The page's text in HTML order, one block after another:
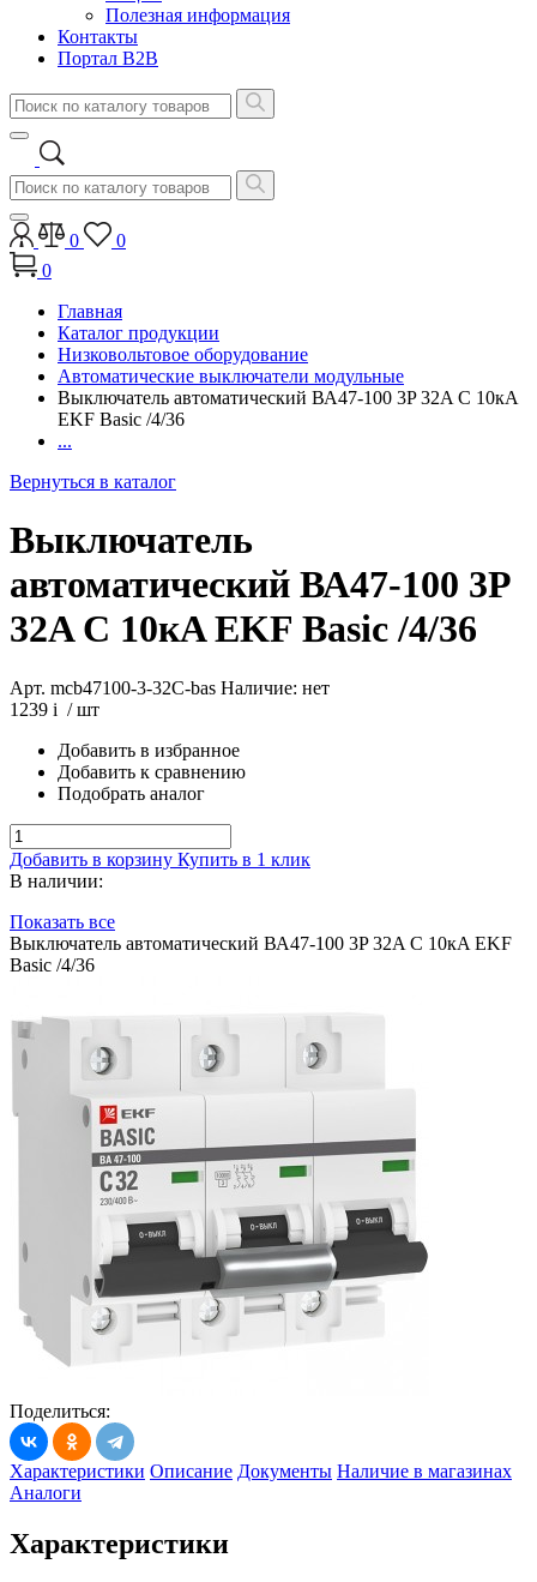
Полезная информация
Контакты
Портал B2B
0
0
0
Главная
Каталог продукции
Низковольтовое оборудование
Автоматические выключатели модульные
Выключатель автоматический ВА47-100 3P 32A C 10кA
EKF Basic /4/36
...
Вернуться в каталог
Выключатель
автоматический ВА47-100 3P
32A C 10кA EKF Basic /4/36
Арт. mcb47100-3-32C-bas Наличие: нет
1239 i / шт
Добавить в избранное
Добавить к сравнению
Подобрать аналог
Добавить в корзину Купить в 1 клик
В наличии:
Показать все
Выключатель автоматический ВА47-100 3P 32A C 10кA EKF
Basic /4/36
Поделиться:
Характеристики Описание Документы Наличие в магазинах
Аналоги
Характеристики